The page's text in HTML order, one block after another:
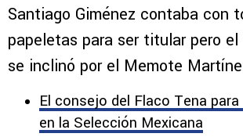
Santiago Giménez contaba con
papeletas para ser titular pero el
se inclinó por el Memote
El consejo del Flaco Tena
en la Selección Mexicana